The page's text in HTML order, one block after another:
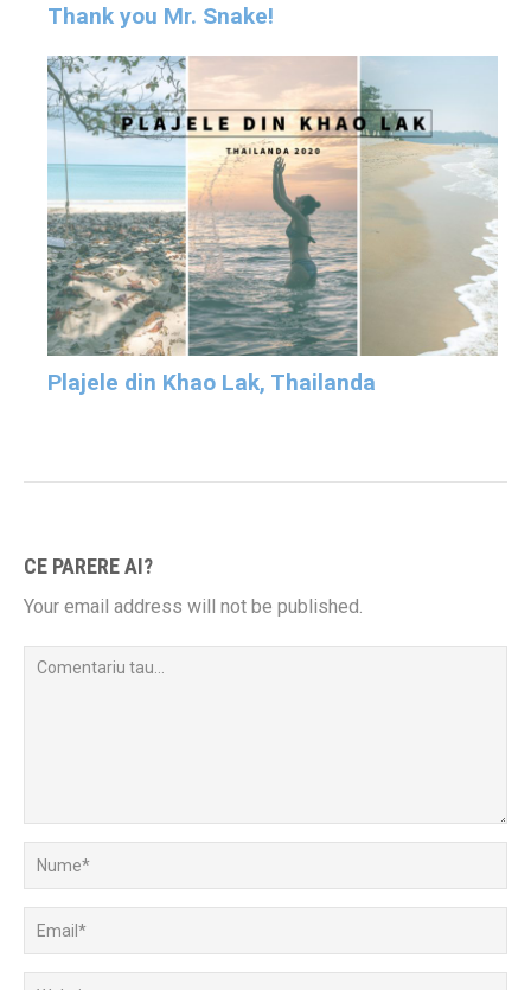
Thank you Mr. Snake!
Plajele din Khao Lak, Thailanda
CE PARERE AI?
Your email address will not be published.